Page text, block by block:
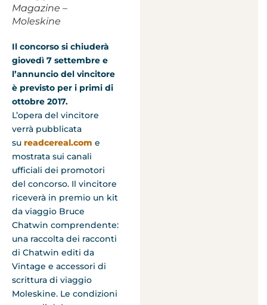
Magazine –
Moleskine
Il concorso si chiuderà
giovedì 7 settembre e
l’annuncio del vincitore
è previsto per i primi di
ottobre 2017.
L’opera del vincitore
verrà pubblicata
su readcereal.com e
mostrata sui canali
ufficiali dei promotori
del concorso. Il vincitore
riceverà in premio un kit
da viaggio Bruce
Chatwin comprendente:
una raccolta dei racconti
di Chatwin editi da
Vintage e accessori di
scrittura di viaggio
Moleskine. Le condizioni